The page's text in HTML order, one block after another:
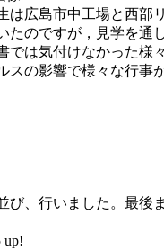
広島市中工場と西部
のですが，見学を通
では気付けなかった様
の影響で様々な行事
び、行いました。最後
up!